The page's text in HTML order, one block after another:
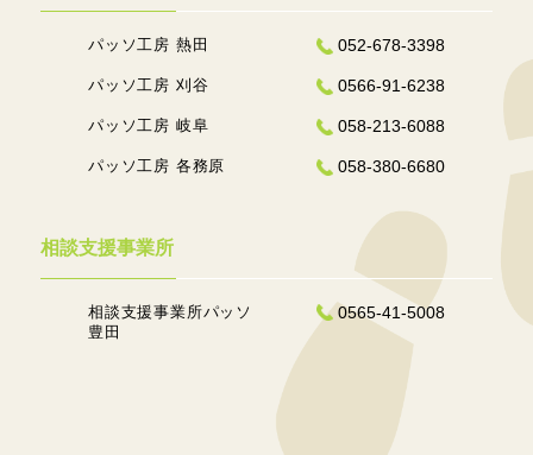
パッソ工房 熱田 052-678-3398
パッソ工房 刈谷 0566-91-6238
パッソ工房 岐阜 058-213-6088
パッソ工房 各務原 058-380-6680
相談支援事業所
相談支援事業所パッソ
豊田
0565-41-5008